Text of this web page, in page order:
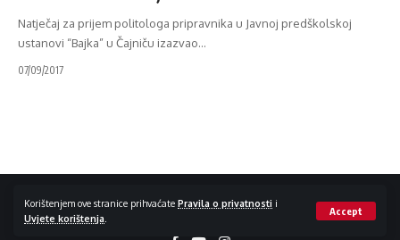
Korištenjem ove stranice prihvaćate Pravila o privatnosti i
Uvjete korištenja
Accept
Natječaj za prijem politologa pripravnika u Javnoj predškolskoj
ustanovi “Bajka” u Čajniču izazvao…
07/09/2017